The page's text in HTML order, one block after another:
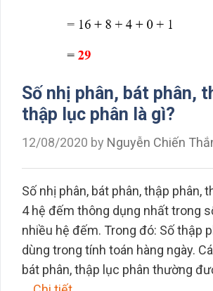
Số nhị phân, bát phân,
thập lục phân là gì?
12/08/2020 by Nguyễn Chiến
Số nhị phân, bát phân, thập phân,
4 hệ đếm thông dụng nhất trong
nhiều hệ đếm. Trong đó: Số thập
dùng trong tính toán hàng ngày.
bát phân, thập lục phân thường